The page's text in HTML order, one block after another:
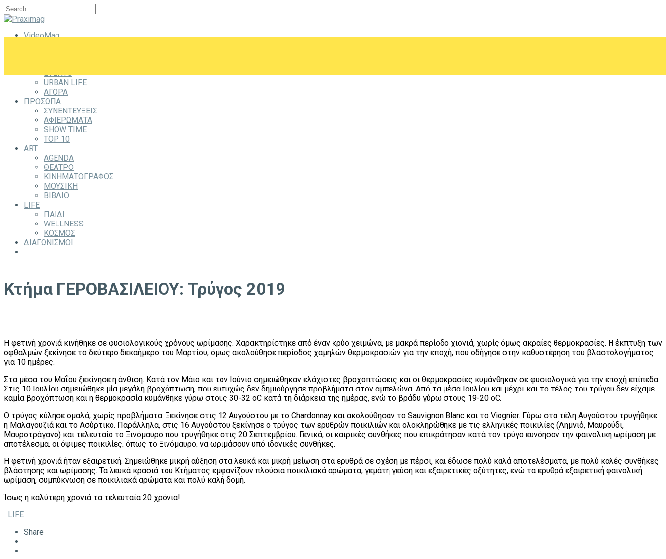
VideoMag
EVENTS
URBAN LIFE
ΑΓΟΡΑ
ΠΡΟΣΩΠΑ
ΣΥΝΕΝΤΕΥΞΕΙΣ
ΑΦΙΕΡΩΜΑΤΑ
SHOW TIME
TOP 10
ART
AGENDA
ΘΕΑΤΡΟ
ΚΙΝΗΜΑΤΟΓΡΑΦΟΣ
ΜΟΥΣΙΚΗ
ΒΙΒΛΙΟ
LIFE
ΠΑΙΔΙ
WELLNESS
ΚΟΣΜΟΣ
ΔΙΑΓΩΝΙΣΜΟΙ
Κτήμα ΓΕΡΟΒΑΣΙΛΕΙΟΥ: Τρύγος 2019
Η φετινή χρονιά κινήθηκε σε φυσιολογικούς χρόνους ωρίμασης. Χαρακτηρίστηκε από έναν κρύο χειμώνα, με μακρά περίοδο χιονιά, χωρίς όμως ακραίες θερμοκρασίες. Η έκπτυξη των
οφθαλμών ξεκίνησε το δεύτερο δεκαήμερο του Μαρτίου, όμως ακολούθησε περίοδος χαμηλών θερμοκρασιών για την εποχή, που οδήγησε στην καθυστέρηση του βλαστολογήματος
για 10 ημέρες.
Στα μέσα του Μαΐου ξεκίνησε η άνθιση. Κατά τον Μάιο και τον Ιούνιο σημειώθηκαν ελάχιστες βροχοπτώσεις και οι θερμοκρασίες κυμάνθηκαν σε φυσιολογικά για την εποχή επίπεδα.
Στις 10 Ιουλίου σημειώθηκε μία μεγάλη βροχόπτωση, που ευτυχώς δεν δημιούργησε προβλήματα στον αμπελώνα. Από τα μέσα Ιουλίου και μέχρι και το τέλος του τρύγου δεν είχαμε
καμία βροχόπτωση και η θερμοκρασία κυμάνθηκε γύρω στους 30-32 oC κατά τη διάρκεια της ημέρας, ενώ το βράδυ γύρω στους 19-20 oC.
Ο τρύγος κύλησε ομαλά, χωρίς προβλήματα. Ξεκίνησε στις 12 Αυγούστου με το Chardonnay και ακολούθησαν το Sauvignon Blanc και το Viognier. Γύρω στα τέλη Αυγούστου τρυγήθηκε
η Μαλαγουζιά και το Ασύρτικο. Παράλληλα, στις 16 Αυγούστου ξεκίνησε ο τρύγος των ερυθρών ποικιλιών και ολοκληρώθηκε με τις ελληνικές ποικιλίες (Λημνιό, Μαυρούδι,
Μαυροτράγανο) και τελευταίο το Ξινόμαυρο που τρυγήθηκε στις 20 Σεπτεμβρίου. Γενικά, οι καιρικές συνθήκες που επικράτησαν κατά τον τρύγο ευνόησαν την φαινολική ωρίμαση με
αποτέλεσμα, οι όψιμες ποικιλίες, όπως το Ξινόμαυρο, να ωριμάσουν υπό ιδανικές συνθήκες.
Η φετινή χρονιά ήταν εξαιρετική. Σημειώθηκε μικρή αύξηση στα λευκά και μικρή μείωση στα ερυθρά σε σχέση με πέρσι, και έδωσε πολύ καλά αποτελέσματα, με πολύ καλές συνθήκες
βλάστησης και ωρίμασης. Τα λευκά κρασιά του Κτήματος εμφανίζουν πλούσια ποικιλιακά αρώματα, γεμάτη γεύση και εξαιρετικές οξύτητες, ενώ τα ερυθρά εξαιρετική φαινολική
ωρίμαση, συμπύκνωση σε ποικιλιακά αρώματα και πολύ καλή δομή.
Ίσως η καλύτερη χρονιά τα τελευταία 20 χρόνια!
LIFE
Share